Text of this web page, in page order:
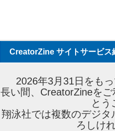
CreatorZine サイトサービス
2026年3月31日をも
長い間、CreatorZineを
とう
翔泳社では複数のデジ
ろしけ